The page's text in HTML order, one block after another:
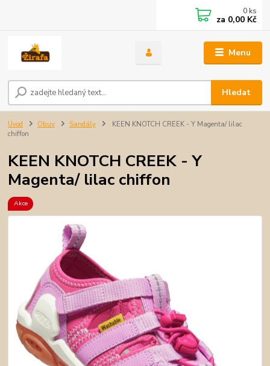
Menu
Hledat
0 ks
za 0,00 Kč
Úvod Obuv Sandály
KEEN KNOTCH CREEK - Y Magenta/ lilac
chiffon
KEEN KNOTCH CREEK - Y
Magenta/ lilac chiffon
Akce